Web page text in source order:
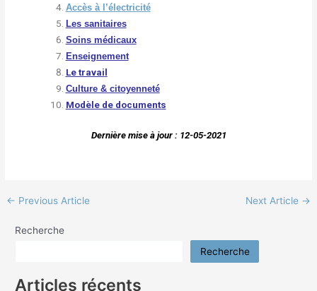
Accès à l’électricité
Les sanitaires
Soins médicaux
Enseignement
Le travai
Culture & citoyenneté
Modèle de documents
Dernière mise à jour : 12-05-2021
← Previous Article Next Article →
Recherche
Recherche
Articles récents